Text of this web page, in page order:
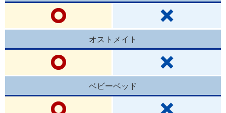
オストメイト
ベビーベッド